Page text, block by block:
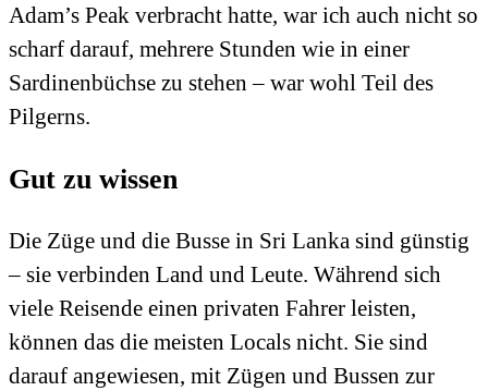
Adam’s Peak verbracht hatte, war ich auch nicht so
scharf darauf, mehrere Stunden wie in einer
Sardinenbüchse zu stehen – war wohl Teil des
Pilgerns.
Gut zu wissen
Die Züge und die Busse in Sri Lanka sind günstig
– sie verbinden Land und Leute. Während sich
viele Reisende einen privaten Fahrer leisten,
können das die meisten Locals nicht. Sie sind
darauf angewiesen, mit Zügen und Bussen zur